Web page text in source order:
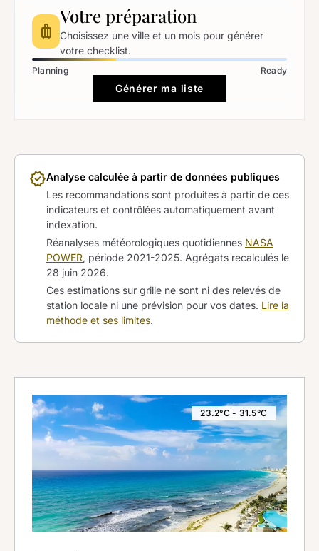
luggage
Votre préparation
Choisissez une ville et un mois pour générer
votre checklist.
Planning Ready
Générer ma liste
verifiedAnalyse calculée à partir de données publiques
Les recommandations sont produites à partir de ces
indicateurs et contrôlées automatiquement avant
indexation.
Réanalyses météorologiques quotidiennes NASA
POWER, période 2021-2025. Agrégats recalculés le
28 juin 2026.
Ces estimations sur grille ne sont ni des relevés de
station locale ni une prévision pour vos dates. Lire la
méthode et ses limites.
23.2°C - 31.5°C